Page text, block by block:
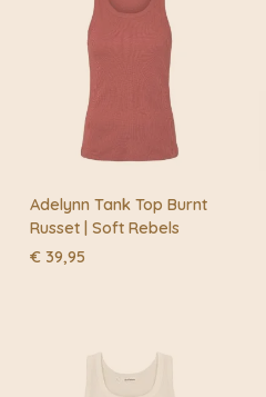
Adelynn Tank Top Burnt
Russet | Soft Rebels
€ 39,95